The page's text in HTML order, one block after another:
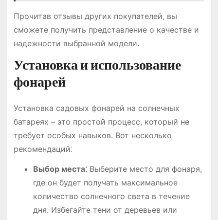
Прочитав отзывы других покупателей, вы
сможете получить представление о качестве и
надежности выбранной модели.
Установка и использование
фонарей
Установка садовых фонарей на солнечных
батареях – это простой процесс, который не
требует особых навыков. Вот несколько
рекомендаций⁚
Выбор места⁚Выберите место для фонаря,
где он будет получать максимальное
количество солнечного света в течение
дня. Избегайте тени от деревьев или